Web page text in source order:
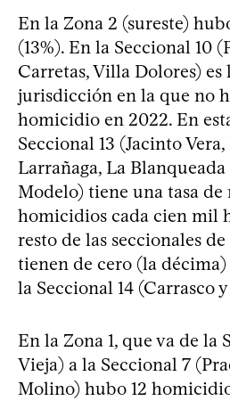
En la Zona 2 (sureste)
(13%). En la Seccional 10
Carretas, Villa Dolores) es
jurisdicción en la que no
homicidio en 2022. En
Seccional 13 (Jacinto
Larrañaga, La
Modelo) tiene una tasa de
homicidios cada cien mil
resto de las seccionales
tienen de cero (la
la Seccional 14 (Carrasco
En la Zona 1, que va de la
Vieja) a la Seccional 7
Molino) hubo 12